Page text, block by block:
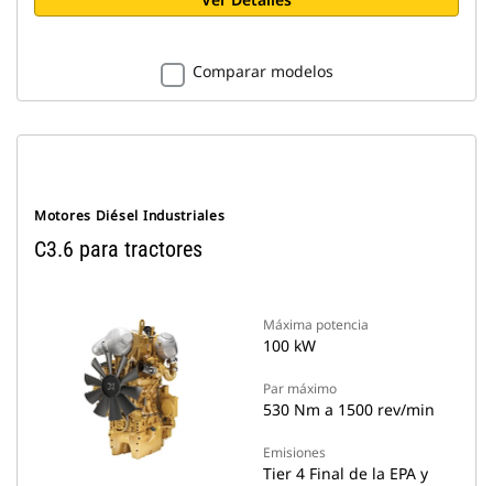
Comparar modelos
Motores Diésel Industriales
C3.6 para tractores
Máxima potencia
100 kW
Par máximo
530 Nm a 1500 rev/min
Emisiones
Tier 4 Final de la EPA y